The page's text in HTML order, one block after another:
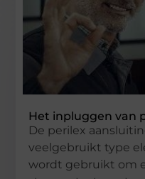
Het inpluggen van
De perilex
veelgebruikt type
wordt gebruikt om